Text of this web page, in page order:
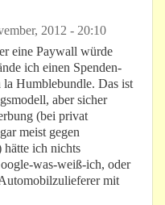
2012 - 20:10
eine Paywall würde
ich einen Spenden-
Humblebundle. Das ist
aber sicher
(bei privat
meist gegen
hätte ich nichts
was-weiß-ich, oder
mit